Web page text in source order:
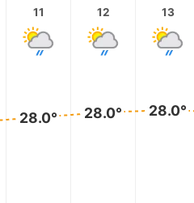
11
28.0°
12
28.0°
13
28.0°